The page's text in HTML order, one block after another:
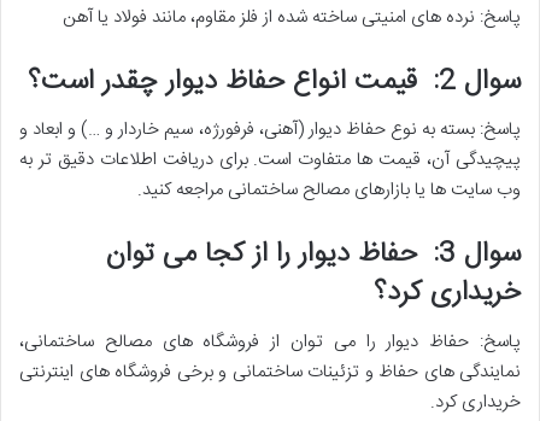
پاسخ: نرده های امنیتی ساخته شده از فلز مقاوم، مانند فولاد یا آهن
سوال قیمت انواع حفاظ دیوار چقدر است؟
پاسخ:بسته به نوع حفاظ دیوار(آهنی، فرفورژه، سیم خاردار و…) و ابعاد و
پیچیدگی آن، قیمت ها متفاوت است.برای دریافت اطلاعات دقیق تر به
وب سایت ها یا بازارهای مصالح ساختمانی مراجعه کنید.
سوال
حفاظ دیوار را از کجا می توان
خریداری کرد؟
پاسخ: حفاظ دیوار را می توان از فروشگاه های مصالح ساختمانی،
نمایندگی های حفاظ و تزئینات ساختمانی و برخی فروشگاه های اینترنتی
خریداری کرد.